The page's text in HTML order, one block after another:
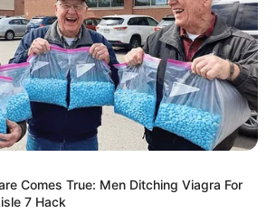
Twins? Grab Tissues Before You
Comes True: Men Ditching Viagra For
7 Hack